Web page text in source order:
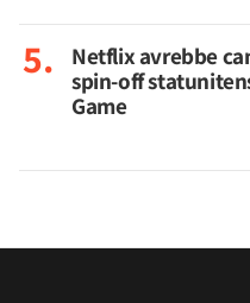
Netflix avrebbe
spin-off
Game